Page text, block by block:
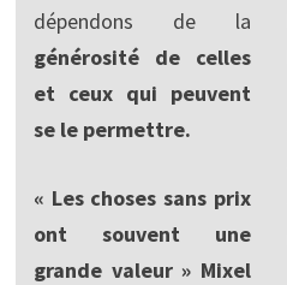
dépendons de la
générosité de celles
et ceux qui peuvent
se le permettre.
« Les choses sans prix
ont souvent une
grande valeur » Mixel